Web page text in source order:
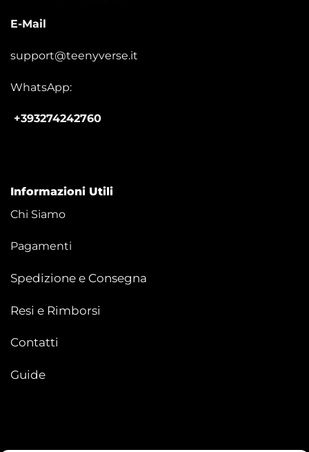
E-Mail
support@teenyverse.it
WhatsApp:
+393274242760
Informazioni Utili
Chi Siamo
Pagamenti
Spedizione e Consegna
Resi e Rimborsi
Contatti
Guide